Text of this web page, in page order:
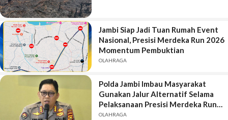
Jambi Siap Jadi Tuan Rumah Event
Nasional, Presisi Merdeka Run 2026
Momentum Pembuktian
OLAHRAGA
Polda Jambi Imbau Masyarakat
Gunakan Jalur Alternatif Selama
Pelaksanaan Presisi Merdeka Run
2026
OLAHRAGA